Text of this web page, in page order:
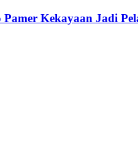
Kekayaan Jadi